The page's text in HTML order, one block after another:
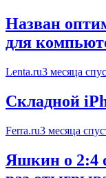
Назван
для
Lenta.ru3 месяца
Складной
Ferra.ru3 месяца
Яшкин о 2:4